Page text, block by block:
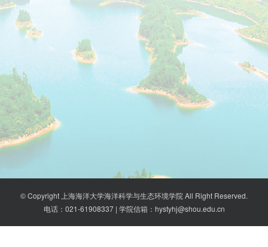
© Copyright 上海海洋大学海洋科学与生态环境学院 All Right Reserved.
电话：021-61908337 | 学院信箱：hystyhj@shou.edu.cn